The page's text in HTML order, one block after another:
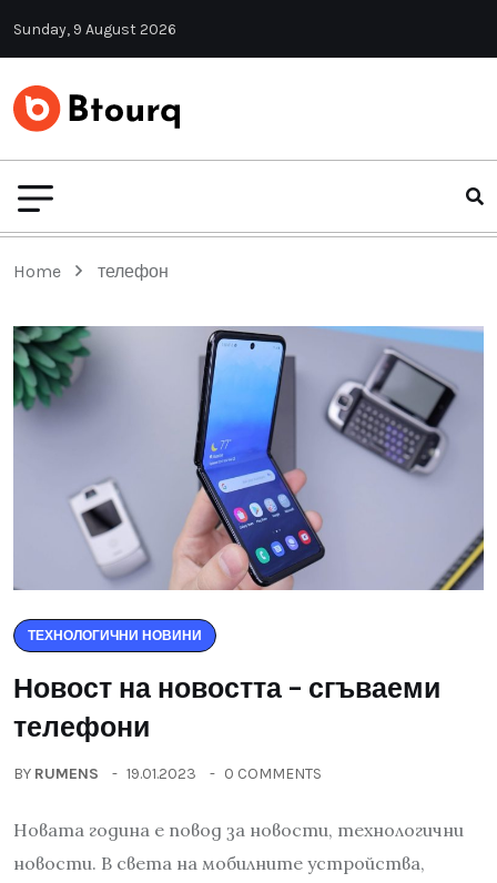
Sunday, 9 August 2026
Home телефон
ТЕХНОЛОГИЧНИ НОВИНИ
Новост на новостта – сгъваеми
телефони
BY RUMENS 19.01.2023 0 COMMENTS
Новата година е повод за новости, технологични
новости. В света на мобилните устройства,